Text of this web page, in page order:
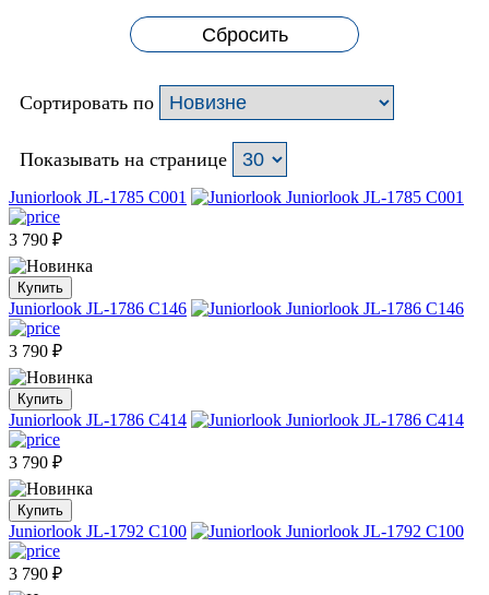
Сбросить
Сортировать по
Показывать на странице
Juniorlook JL-1785 C001
3 790 ₽
Купить
Juniorlook JL-1786 C146
3 790 ₽
Купить
Juniorlook JL-1786 C414
3 790 ₽
Купить
Juniorlook JL-1792 C100
3 790 ₽